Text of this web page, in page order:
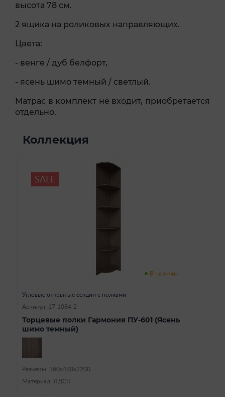
высота 78 см.
2 ящика на роликовых направляющих.
Цвета:
- венге / дуб белфорт,
- ясень шимо темный / светлый.
Матрас в комплект не входит, приобретается
отдельно.
Коллекция
SALE
В наличии
Угловые открытые секции с полками
Артикул: 17-1084-2
Торцевые полки Гармония ПУ-601 (Ясень
шимо темный)
Размеры: 360х480х2200
Материал: ЛДСП